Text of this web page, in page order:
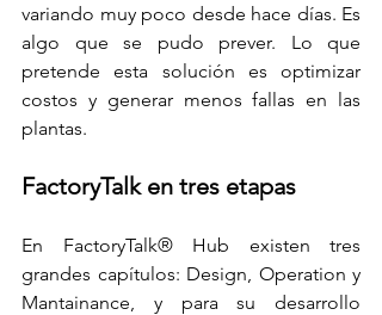
variando muy poco desde hace días. Es
algo que se pudo prever. Lo que
pretende esta solución es optimizar
costos y generar menos fallas en las
plantas.
FactoryTalk en tres etapas
En FactoryTalk® Hub existen tres
grandes capítulos: Design, Operation y
Mantainance, y para su desarrollo